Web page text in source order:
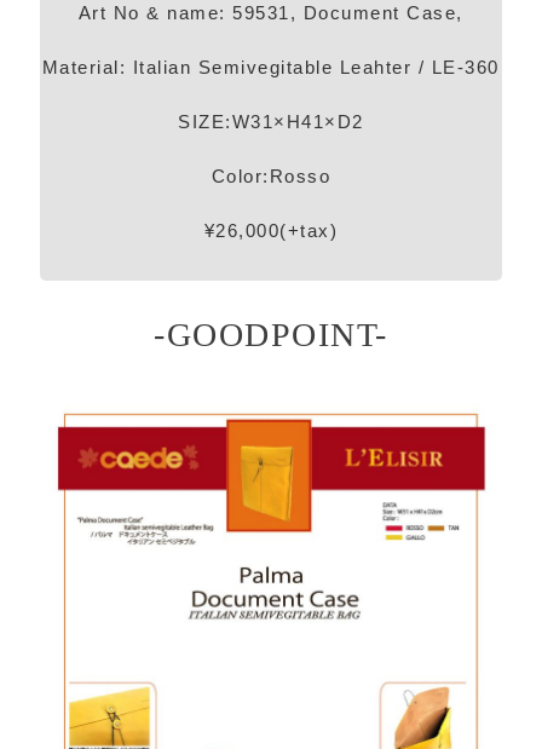
Art No & name: 59531, Document Case,
Material: Italian Semivegitable Leahter / LE-360
SIZE:W31×H41×D2
Color:Rosso
¥26,000(+tax)
-GOODPOINT-